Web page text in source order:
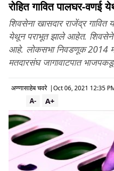
रोहित गावित पालघर-वणई
शिवसेना खासदार राजेंद्र गावित
येथून पराभूत झाले आहेत.
आहे. लोकसभा निवडणूक 2014
मतदारसंघ जागावाटपात
अण्णासाहेब चवरे |Oct 06, 2021 12:35
A+
A-